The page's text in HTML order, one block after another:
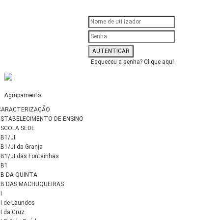
Esqueceu a senha? Clique aqui
Agrupamento
DE ENSINO
SEDE
JI
JI da Granja
JI das Fontaínhas
DA QUINTA
DAS MACHUQUEIRAS
de Laundos
da Cruz